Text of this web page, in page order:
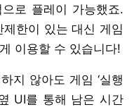
로 플레이 가능했죠.
한이 있는 대신 게임
이용할 수 있습니다!
지 않아도 게임 ‘실행
UI를 통해 남은 시간